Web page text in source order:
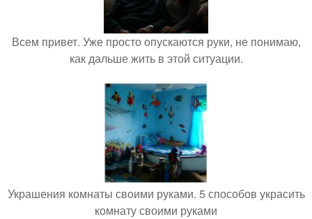
Всем привет. Уже просто опускаются руки, не понимаю,
как дальше жить в этой ситуации.
Украшения комнаты своими руками. 5 способов украсить
комнату своими руками